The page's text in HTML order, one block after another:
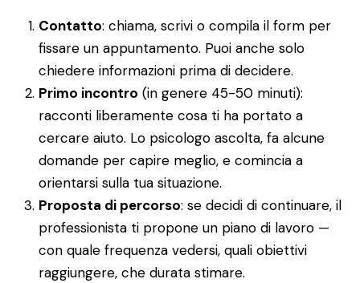
Contatto: chiama, scrivi o compila il form per
fissare un appuntamento. Puoi anche solo
chiedere informazioni prima di decidere.
Primo incontro (in genere 45-50 minuti):
racconti liberamente cosa ti ha portato a
cercare aiuto. Lo psicologo ascolta, fa alcune
domande per capire meglio, e comincia a
orientarsi sulla tua situazione.
Proposta di percorso: se decidi di continuare, il
professionista ti propone un piano di lavoro —
con quale frequenza vedersi, quali obiettivi
raggiungere, che durata stimare.